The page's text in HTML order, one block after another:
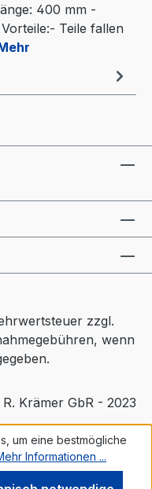
400 mm -
Teile fallen
zzgl.
wenn
Krämer GbR - 2023
um eine bestmögliche
Informationen ...